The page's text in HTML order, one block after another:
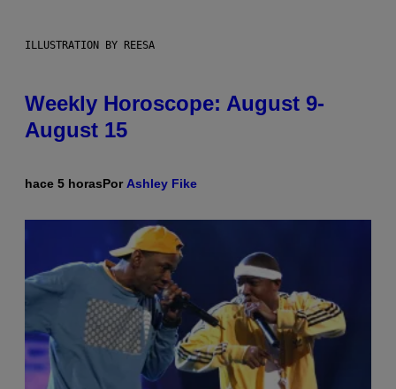
ILLUSTRATION BY REESA
Weekly Horoscope: August 9-
August 15
hace 5 horasPorAshley Fike